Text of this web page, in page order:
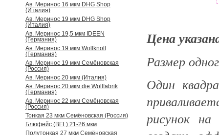
Цена
Размер
Один
рисунок
Ав. Меринос 16 мкм DHG Shop
(Италия)
Ав. Меринос 19 мкм DHG Shop
(Италия)
Ав. Меринос 19,5 мкм IDEEN
(Германия)
Ав. Меринос 19 мкм Wollknoll
(Германия)
Ав. Меринос 19 мкм Семёновская
(Россия)
Ав. Меринос 20 мкм (Италия)
Ав. Меринос 20 мкм die Wollfabrik
(Германия)
Ав. Меринос 22 мкм Семёновская
(Россия)
Тонкая 23 мкм Семёновская (Россия)
Блюфейс (BFL) 21-26 мкм
Полутонкая 27 мкм Семёновская